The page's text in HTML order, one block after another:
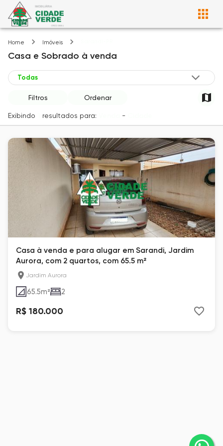
Home Imóveis
Casa e Sobrado à venda
Filtros Ordenar
Exibindo resultados para: -
Casa à venda e para alugar em Sarandi, Jardim
Aurora, com 2 quartos, com 65.5 m²
Jardim Aurora
65.5m² 2
R$ 180.000